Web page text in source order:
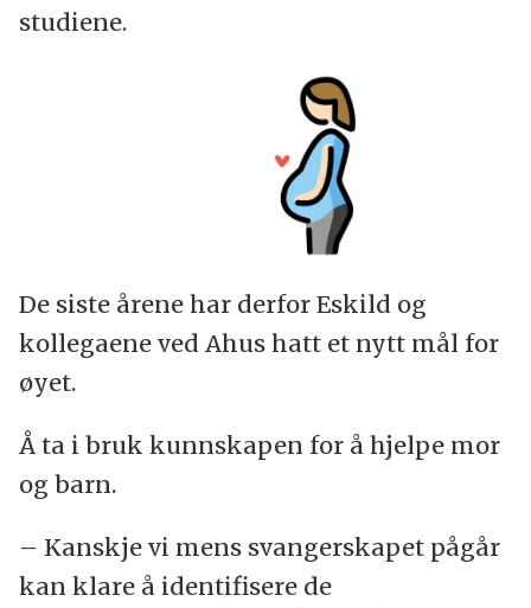
studiene.
De siste årene har derfor Eskild og
kollegaene ved Ahus hatt et nytt mål for
øyet.
Å ta i bruk kunnskapen for å hjelpe mor
og barn.
– Kanskje vi mens svangerskapet pågår
kan klare å identifisere de